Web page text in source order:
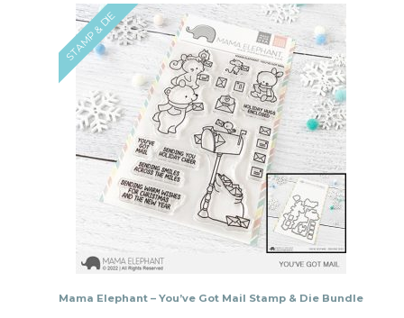
STAMP & DIE
Mama Elephant – You’ve Got Mail Stamp & Die Bundle